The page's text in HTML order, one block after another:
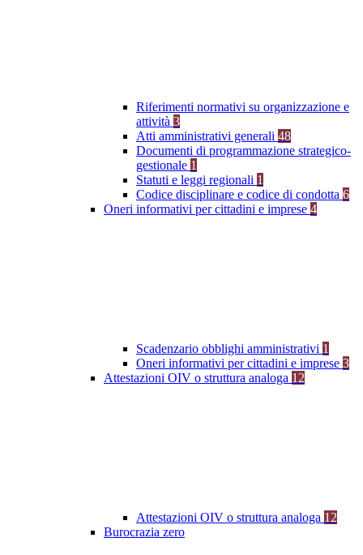
Riferimenti normativi su organizzazione e
attività 3
Atti amministrativi generali 48
Documenti di programmazione strategico-
gestionale 1
Statuti e leggi regionali 1
Codice disciplinare e codice di condotta 6
Oneri informativi per cittadini e imprese 4
Scadenzario obblighi amministrativi 1
Oneri informativi per cittadini e imprese 3
Attestazioni OIV o struttura analoga 12
Attestazioni OIV o struttura analoga 12
Burocrazia zero